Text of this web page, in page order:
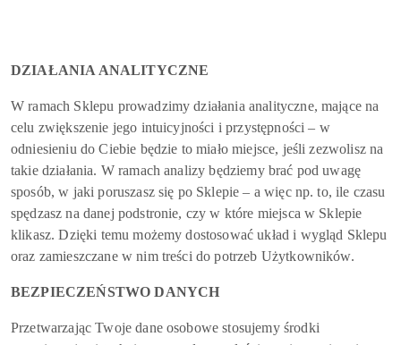
DZIAŁANIA ANALITYCZNE
W ramach Sklepu prowadzimy działania analityczne, mające na
celu zwiększenie jego intuicyjności i przystępności – w
odniesieniu do Ciebie będzie to miało miejsce, jeśli zezwolisz na
takie działania. W ramach analizy będziemy brać pod uwagę
sposób, w jaki poruszasz się po Sklepie – a więc np. to, ile czasu
spędzasz na danej podstronie, czy w które miejsca w Sklepie
klikasz. Dzięki temu możemy dostosować układ i wygląd Sklepu
oraz zamieszczane w nim treści do potrzeb Użytkowników.
BEZPIECZEŃSTWO DANYCH
Przetwarzając Twoje dane osobowe stosujemy środki